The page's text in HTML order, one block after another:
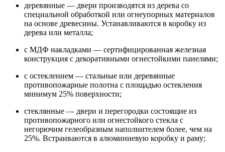
деревянные — двери производятся из дерева со
специальной обработкой или огнеупорных материалов
на основе древесины. Устанавливаются в коробку из
дерева или металла;
с МДФ накладками — сертифицированная железная
конструкция с декоративными огнестойкими панелями;
с остеклением — стальные или деревянные
противопожарные полотна с площадью остекления
минимум 25% поверхности;
стеклянные — двери и перегородки состоящие из
противопожарного или огнестойкого стекла с
негорючим гелеобразным наполнителем более, чем на
25%. Встраиваются в алюминиевую коробку и раму;